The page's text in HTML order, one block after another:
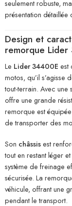
seulement robuste,
présentation
Design et
remorque
Le Lider 34400E est
motos, qu’il
tout-terrain. Avec
offre une grande
remorque est
de transporter des
Son châssisest
tout en restant léger
système de freinage
sécurisée. La
véhicule, offrant une
pendant le transport.